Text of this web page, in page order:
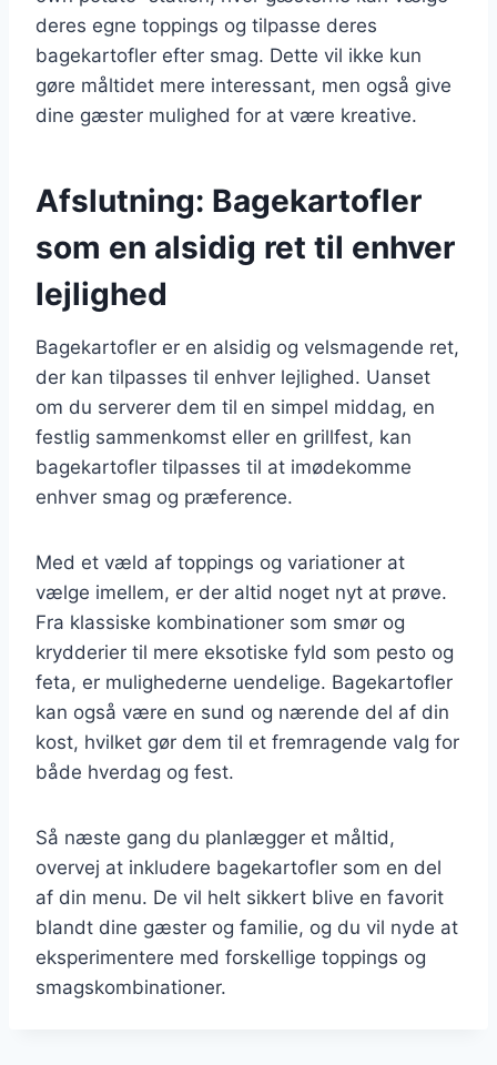
deres egne toppings og tilpasse deres
bagekartofler efter smag. Dette vil ikke kun
gøre måltidet mere interessant, men også give
dine gæster mulighed for at være kreative.
Afslutning: Bagekartofler
som en alsidig ret til enhver
lejlighed
Bagekartofler er en alsidig og velsmagende ret,
der kan tilpasses til enhver lejlighed. Uanset
om du serverer dem til en simpel middag, en
festlig sammenkomst eller en grillfest, kan
bagekartofler tilpasses til at imødekomme
enhver smag og præference.
Med et væld af toppings og variationer at
vælge imellem, er der altid noget nyt at prøve.
Fra klassiske kombinationer som smør og
krydderier til mere eksotiske fyld som pesto og
feta, er mulighederne uendelige. Bagekartofler
kan også være en sund og nærende del af din
kost, hvilket gør dem til et fremragende valg for
både hverdag og fest.
Så næste gang du planlægger et måltid,
overvej at inkludere bagekartofler som en del
af din menu. De vil helt sikkert blive en favorit
blandt dine gæster og familie, og du vil nyde at
eksperimentere med forskellige toppings og
smagskombinationer.